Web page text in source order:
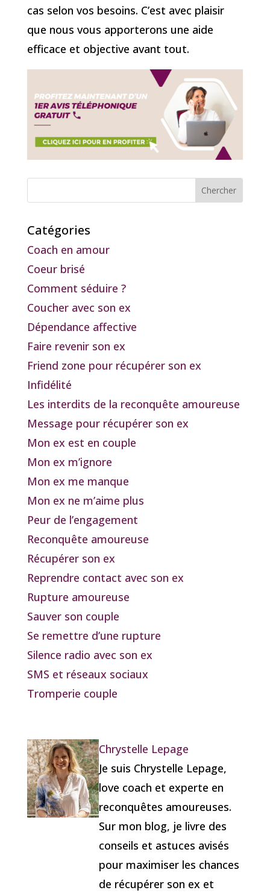
cas selon vos besoins. C’est avec plaisir
que nous vous apporterons une aide
efficace et objective avant tout.
Catégories
Coach en amour
Coeur brisé
Comment séduire ?
Coucher avec son ex
Dépendance affective
Faire revenir son ex
Friend zone pour récupérer son ex
Infidélité
Les interdits de la reconquête amoureuse
Message pour récupérer son ex
Mon ex est en couple
Mon ex m’ignore
Mon ex me manque
Mon ex ne m’aime plus
Peur de l’engagement
Reconquête amoureuse
Récupérer son ex
Reprendre contact avec son ex
Rupture amoureuse
Sauver son couple
Se remettre d’une rupture
Silence radio avec son ex
SMS et réseaux sociaux
Tromperie couple
Chrystelle Lepage
Je suis Chrystelle Lepage,
love coach et experte en
reconquêtes amoureuses.
Sur mon blog, je livre des
conseils et astuces avisés
pour maximiser les chances
de récupérer son ex et